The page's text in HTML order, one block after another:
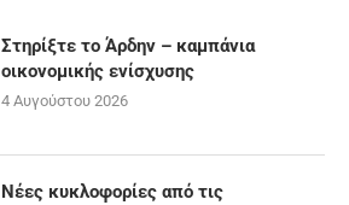
Στηρίξτε το Άρδην – καμπάνια
οικονομικής ενίσχυσης
4 Αυγούστου 2026
Νέες κυκλοφορίες από τις